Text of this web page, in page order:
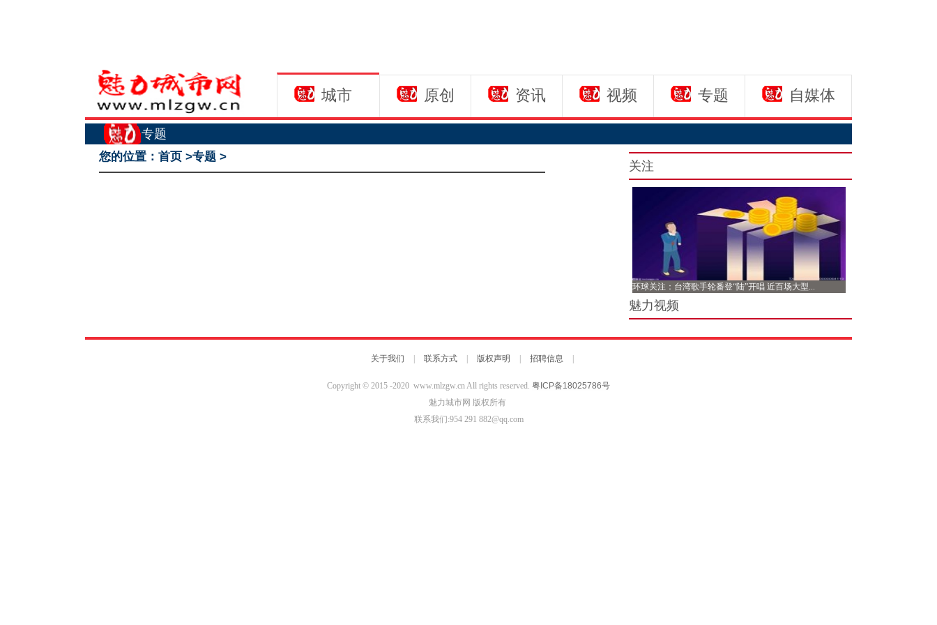
城市 原创 资讯 视频 专题 自媒体
专题
您的位置： 首页 >专题 >
关注
环球关注：台湾歌手轮番登“陆”开唱 近百场大型...
魅力视频
关于我们 联系方式 版权声明 招聘信息
Copyright © 2015 -2020 www.mlzgw.cn All rights reserved. 粤ICP备18025786号
魅力城市网 版权所有
联系我们:954 291 882@qq.com